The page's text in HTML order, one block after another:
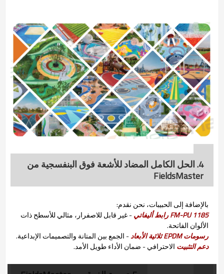
4. الحل الكامل المضاد للأشعة فوق البنفسجية من
FieldsMaster
بالإضافة إلى الحبيبات، نحن نقدم:
FM-PU 1185 رابط أليفاتي
- غير قابل للاصفرار، مثالي للأسطح ذات
الألوان الفاتحة.
رسومات EPDM ثلاثية الأبعاد
- الجمع بين المتانة والتصميمات الإبداعية.
دعم التثبيت الاحترافي - ضمان الأداء طويل الأمد.